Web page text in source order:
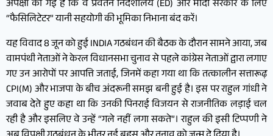
अपेक्षा की गई है कि वे प्रवर्तन निदेशालय (ED) और मोदी सरकार के लिए
“फैसिलिटेटर” यानी सहयोगी की भूमिका निभाना बंद करें।
यह विवाद 8 जून को हुई INDIA गठबंधन की बैठक के दौरान सामने आया, जब
वामपंथी नेताओं ने केरल विधानसभा चुनाव से पहले कांग्रेस नेताओं द्वारा लगाए
गए उन आरोपों पर आपत्ति जताई, जिनमें कहा गया था कि तत्कालीन सत्तारूढ़
CPI(M) और भाजपा के बीच अंदरूनी समझ बनी हुई है। इस पर राहुल गांधी ने
जवाब देते हुए कहा था कि उनकी पिनराई विजयन से राजनीतिक लड़ाई चल
रही है और इसलिए वे उन्हें “गले नहीं लगा सकते”। राहुल की इसी टिप्पणी ने